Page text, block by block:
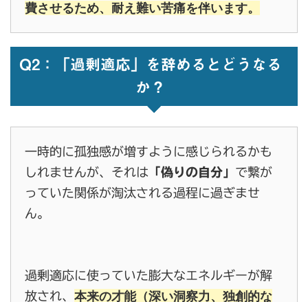
費させるため、耐え難い苦痛を伴います。
Q2：「過剰適応」を辞めるとどうなる
か？
一時的に孤独感が増すように感じられるかも
しれませんが、それは 「偽りの自分」 で繋が
っていた関係が淘汰される過程に過ぎませ
ん。
過剰適応に使っていた膨大なエネルギーが解
放され、 本来の才能（深い洞察力、独創的な